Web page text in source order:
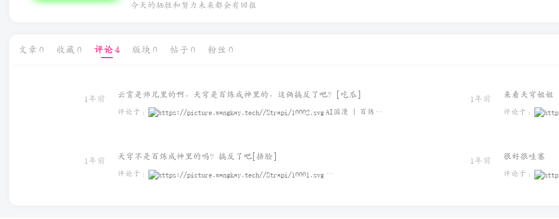
今天的牺牲和努力未来都会有回报
文章 0 收藏 0 评论4 版块 0 帖子 0 粉丝 0
1年前 云霄是师兄里的啊，天穹是百炼成神里的，这俩搞反了吧？[吃瓜]
评论于： AI国漫 | 百炼成神云霄仙韵华裳风
1年前 来看天穹姐姐
评论于：
1年前 天穹不是百炼成神里的吗？搞反了吧[捂脸]
评论于：
1年前 很好很哇塞
评论于：